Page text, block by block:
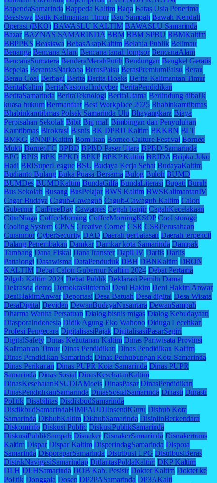
BapendaSamarinda Bappeda Kaltim Baqa Batas Usia Penerima
Beasiswa Batik Kalimantan Timur Bau Sampah Bawah Kendali
Operasi (BKO) BAWASLU KALTIM BAWASLU Samarinda
Bazar BAZNAS SAMARINDA BBM BBM SPBU BBMKaltim
BBPPKS Beasiswa BebasAsapKaltim Belanja Publik Belimau
Benanga Bencana Alam Bencana tanah longsor BencanaAlam
BencanaSumatera BenderaMerahPutih Bendungan Bengkel Geratis
Bepelas BerantasNarkoba BerasPalsu BerasPremiumPalsu Berau
Berau Coal Berbagi Berita Berita Hoaks Berita Kalimantan Timur
BeritaKaltim BeritaNasionalIndcyber BeritaPendidikan
BeritaSamarinda BeritaTeknologi BeritaUtama Berlindung dibalik
kuasa hukum Bermanfaat Best Workplace 2025 Bhabinkamtibmas
Bhabinkamtibmas Polsek Samarinda Ulu Bhayangkara Biaya
Perpisahan Sekolah Bibit Big mall Bimbingan dan Penyuluhan
Kamtibmas Birokrasi Bisnis BK DPRD Kaltim BKKBN BLT
BMKG BNNP Kaltim Bom ikan Borneo Culture Festival Borneo
Mukti BorneoFC BPBD BPBD Paser Utara BPBD Samarinda
BPG BPJS BPK BPKD BPKP BPKP Kaltim BRIDA Bripka Joko
Hadi BRISuperLeague BSU Budaya Kerja Sehat BudayaKaltim
Budianto Bulang Buka Puasa Bersama Bulog Buloh BUMD
BUMDes BUMDKaltim BundaGilfa BundaLiterasi Bupati Buruh
Bus Sekolah Busang BusPelajar BWS Kaltim BWSKalimantanIV
Cagar Budaya Cagub-Cawagub Cagub-Cawagub Kaltim Calon
Gubernur CarFreeDay Cawapres Cegah banjir CegahKecelakaan
CitraNiaga CoffeeMorning CoffeeMorningKSOP Cool storage
Cooling System CPNS Creative Corner CSR CSRPerusahaan
Curanmor CyberSecurity DAD Daerah perbatasan Daerah terpencil
Dalang Penembakan Damkar Damkar kota Samarinda Dampak
Tambang Dana Fiskal DanaTransfer Dapil IV Darlis Darlis
Pattalongi Dasawisma DataPenduduk DBH DBNKaltim DBON
KALTIM Debat Calon Gubernur Kaltim 2024 Debat Pertama
Pilgub Kaltim 2024 Debat Publik Deklarasi Pemilu Damai
Dekrasda demo DemokrasiInternal Deni Hakim Deni Hakim Anwar
DeniHakimAnwar Deportasi Desa Batuah Desa digital Desa Wisata
DesaDigital Deviden DewanBudayaNusantara DewanSampah
Dharma Wanita Persatuan Dialog bisnis migas Dialog Kebudayaan
DiasporaIndonesia Didik Agung Eko Wahono Diduga Lecehkan
Profesi Pengecara DigitalisasiPajak DigitalisasiPasarSegiri
DigitalSafety Dinas Kehutanan Kaltim Dinas Pariwisata Provinsi
Kalimantan Timur Dinas Pendidikan Dinas Pendidikan Kaltim
Dinas Pendidikan Samarinda Dinas Perhubungan Kota Samarinda
Dinas Perikanan Dinas PUPR Kota Samarinda Dinas PUPR
Samarinda Dinas Sosial DinasKesehatanKaltim
DinasKesehatanRSUDIAMoeis DinasPasar DinasPendidikan
DinasPendidikanSamarinda DinasSosialSamarinda Dinasti Dinasti
Politik Disabilitas DisdikbudSamarinda
DisdikbudSamarindaHIMPAUDIInsentifGuru Dishub Kota
Samarinda DishubKaltim DishubSamarinda DisiplinBerkendara
Diskominfo Diskusi Public DiskusiPublikSamarinda
DiskusiPublikSampah Disnaker DisnakerSamarinda Disnakertrans
Kaltim Dispar Dispar Kaltim DisperindagSamarinda Dispora
Samarinda DisporaparSamarinda Distribusi LPG DistribusiBeras
DistrikNavigasiSamarindap DitlantasPoldaKaltim DKP Kaltim
DLH DLHSamarinda DOB Kab. Pesisir Dokter Kaltim Doktet ke
Politik Donggala Dosen DP2PASamarinda DP3AKalti